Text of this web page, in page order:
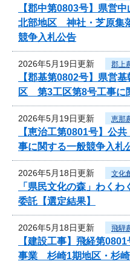
【郡中第0803号】県営
北部地区 神社・芝原集
競争入札公告
2026年5月19日更新 郡上
【郡基第0802号】県営
区 第3工区第8号工事に
2026年5月19日更新 恵那
【恵治工第0801号】
事に関する一般競争入札
2026年5月18日更新 文化
「県民文化の森」わく
委託【選定結果】
2026年5月18日更新 飛騨
【建設工事】飛経第
事業 杉崎1期地区・杉